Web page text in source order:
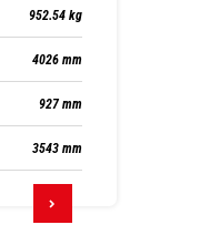
952.54 kg
4026 mm
927 mm
3543 mm